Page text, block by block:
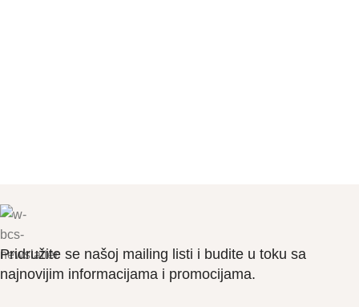
Pridružite se našoj mailing listi i budite u toku sa
najnovijim informacijama i promocijama.